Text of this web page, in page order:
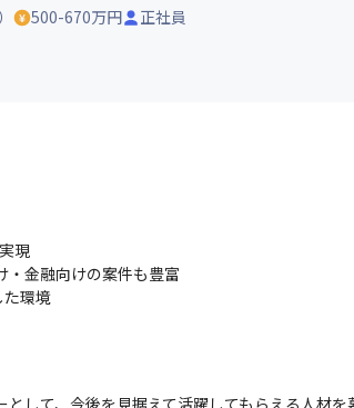
500-670万円 正社員
現
金融向けの案件も豊富
環境
して、今後を見据えて活躍してもらえる人材を